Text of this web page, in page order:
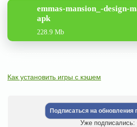
emmas-mansion_-design-
apk
228.9 Mb
Как установить игры с кэшем
Подписаться на обновления
Уже подписались: